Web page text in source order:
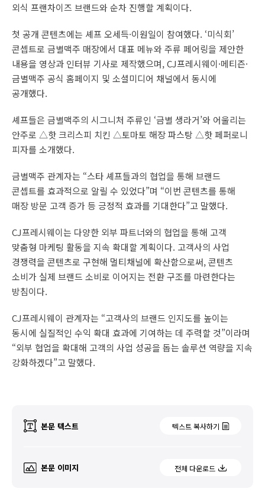
외식 프랜차이즈 브랜드와 순차 진행할 계획이다.
첫 공개 콘텐츠에는 셰프 오세득·이원일이 참여했다. ‘미식회’
콘셉트로 금별맥주 매장에서 대표 메뉴와 주류 페어링을 제안한
내용을 영상과 인터뷰 기사로 제작했으며, CJ프레시웨이·메티즌·
금별맥주 공식 홈페이지 및 소셜미디어 채널에서 동시에
공개했다.
셰프들은 금별맥주의 시그니처 주류인 ‘금별 생라거’와 어울리는
안주로 △핫 크리스피 치킨 △토마토 해장 파스탕 △핫 페퍼로니
피자를 소개했다.
금별맥주 관계자는 “스타 셰프들과의 협업을 통해 브랜드
콘셉트를 효과적으로 알릴 수 있었다”며 “이번 콘텐츠를 통해
매장 방문 고객 증가 등 긍정적 효과를 기대한다”고 말했다.
CJ프레시웨이는 다양한 외부 파트너와의 협업을 통해 고객
맞춤형 마케팅 활동을 지속 확대할 계획이다. 고객사의 사업
경쟁력을 콘텐츠로 구현해 멀티채널에 확산함으로써, 콘텐츠
소비가 실제 브랜드 소비로 이어지는 전환 구조를 마련한다는
방침이다.
CJ프레시웨이 관계자는 “고객사의 브랜드 인지도를 높이는
동시에 실질적인 수익 확대 효과에 기여하는 데 주력할 것”이라며
“외부 협업을 확대해 고객의 사업 성공을 돕는 솔루션 역량을 지속
강화하겠다”고 말했다.
본문 텍스트 텍스트 복사하기
본문 이미지 전체 다운로드